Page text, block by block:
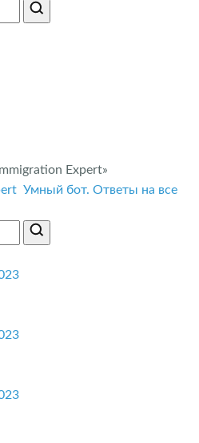
Expert»
Умный бот. Ответы на все